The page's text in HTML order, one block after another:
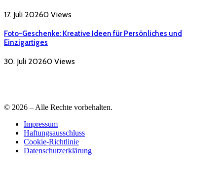
17. Juli 20260 Views
Foto-Geschenke: Kreative Ideen für Persönliches und
Einzigartiges
30. Juli 20260 Views
© 2026 – Alle Rechte vorbehalten.
Impressum
Haftungsausschluss
Cookie-Richtlinie
Datenschutzerklärung